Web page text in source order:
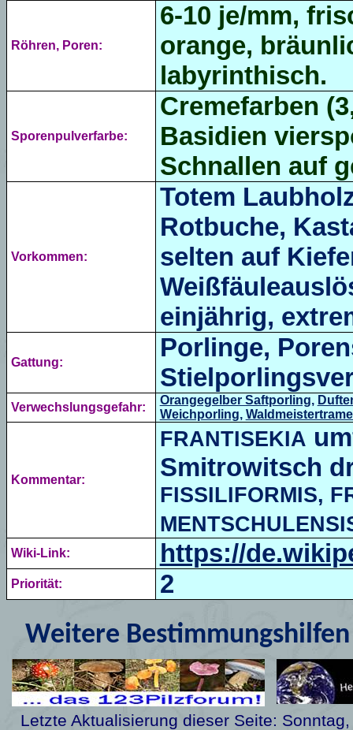
Röhren, Poren:
6-10 je/mm,
orange,
labyrinthisch.
Sporenpulverfarbe:
Cremefarben (
Basidien
Schnallen auf
Vorkommen:
Totem
Rotbuche,
selten auf
einjährig,
Gattung:
Porlinge,
Verwechslungsgefahr:
Orangegelber Saftporling,
Weichporling,
Kommentar:
FRANTISEKIA
Smitrowitsch
FISSILIFORMIS,
Wiki-Link: https://
Priorität: 2
Weitere
Letzte Aktualisierung dieser Seite: